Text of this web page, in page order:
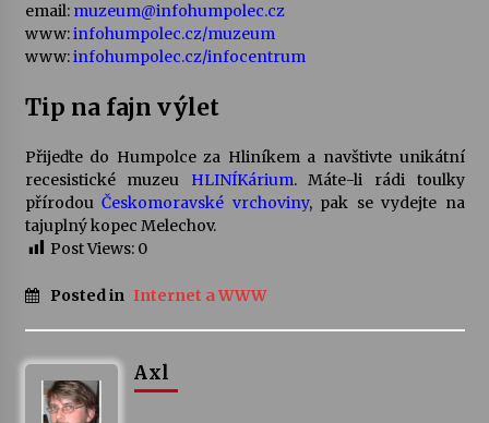
email: muzeum@infohumpolec.cz
www:infohumpolec.cz/muzeum
www:infohumpolec.cz/infocentrum
Tip na fajn výlet
Přijeďte do Humpolce za Hliníkem a navštivte unikátní
recesistické muzeu HLINÍKárium. Máte-li rádi toulky
přírodou Českomoravské vrchoviny, pak se vydejte na
tajuplný kopec Melechov.
Post Views: 0
Posted in Internet a WWW
Axl